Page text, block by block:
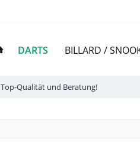
DARTS BILLARD /
Top-Qualität und Beratung!